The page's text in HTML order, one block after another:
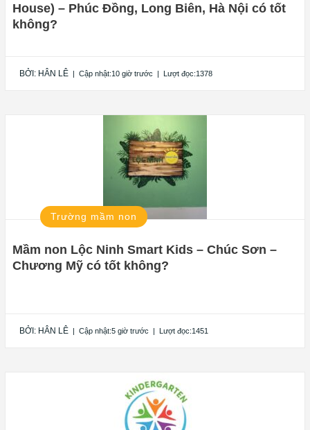
House) – Phúc Đồng, Long Biên, Hà Nội có tốt
không?
BỞI: HÂN LÊ | Cập nhật:10 giờ trước | Lượt đọc:1378
Trường mầm non
Mầm non Lộc Ninh Smart Kids – Chúc Sơn –
Chương Mỹ có tốt không?
BỞI: HÂN LÊ | Cập nhật:5 giờ trước | Lượt đọc:1451